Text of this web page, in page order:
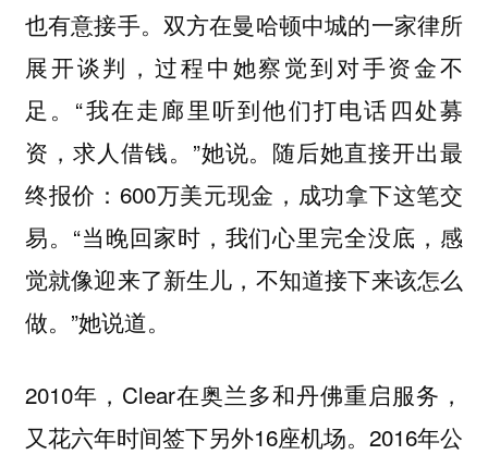
也有意接手。双方在曼哈顿中城的一家律所
展开谈判，过程中她察觉到对手资金不
足。“我在走廊里听到他们打电话四处募
资，求人借钱。”她说。随后她直接开出最
终报价：600万美元现金，成功拿下这笔交
易。“当晚回家时，我们心里完全没底，感
觉就像迎来了新生儿，不知道接下来该怎么
做。”她说道。
2010年，Clear在奥兰多和丹佛重启服务，
又花六年时间签下另外16座机场。2016年公